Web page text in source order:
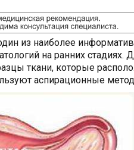
из наиболее
на ранних стадиях.
ткани, которые
аспирационные